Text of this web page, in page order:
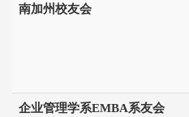
南加州校友会
企业管理学系EMBA系友会